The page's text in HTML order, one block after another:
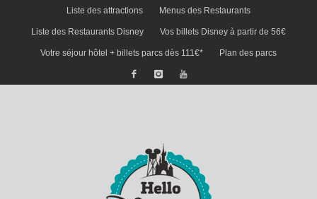
Liste des attractions Menus des Restaurants
Liste des Restaurants Disney Vos billets Disney à partir de 56€
Votre séjour hôtel + billets parcs dès 111€* Plan des parcs